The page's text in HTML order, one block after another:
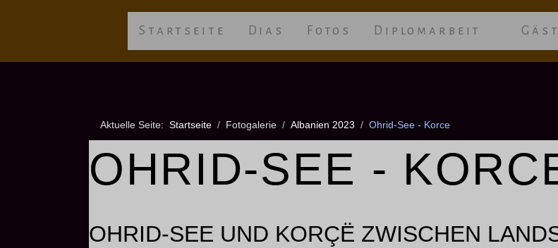
Startseite Dias Fotos Diplomarbeit
Aktuelle Seite: Startseite Fotogalerie Albanien 2023 Ohrid-See - Korce
OHRID-SEE -
OHRID-SEE UND KORÇË ZWISCHEN